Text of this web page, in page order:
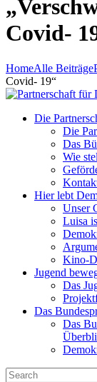
Covid-
HomeAlle Beiträge
Covid- 19“
Die
Die
Das
Wie
Hier lebt
Unser
Luisa
Kino-
Jugend
Das
Das
Das